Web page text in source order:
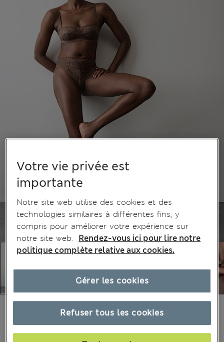
Choisissez vos articles :
AUTOGRAPH
Votre vie privée est
importante
Notre site web utilise des cookies et des
technologies similaires à différentes fins, y
compris pour améliorer votre expérience sur
notre site web.
Rendez-vous ici pour lire notre
politique complète relative aux cookies.
Refuser tous les cookies
Gérer les cookies